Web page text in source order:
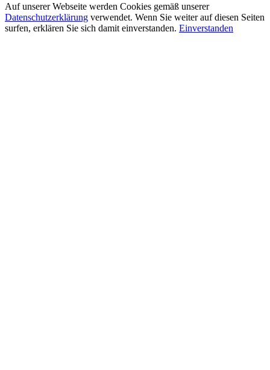
Auf unserer Webseite werden Cookies gemäß unserer
Datenschutzerklärung verwendet. Wenn Sie weiter auf diesen Seiten
surfen, erklären Sie sich damit einverstanden. Einverstanden